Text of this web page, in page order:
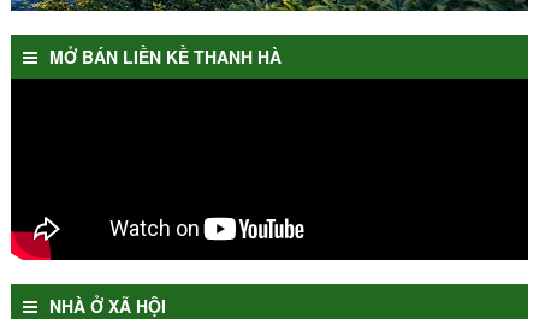
MỞ BÁN LIỀN KỀ THANH HÀ
NHÀ Ở XÃ HỘI